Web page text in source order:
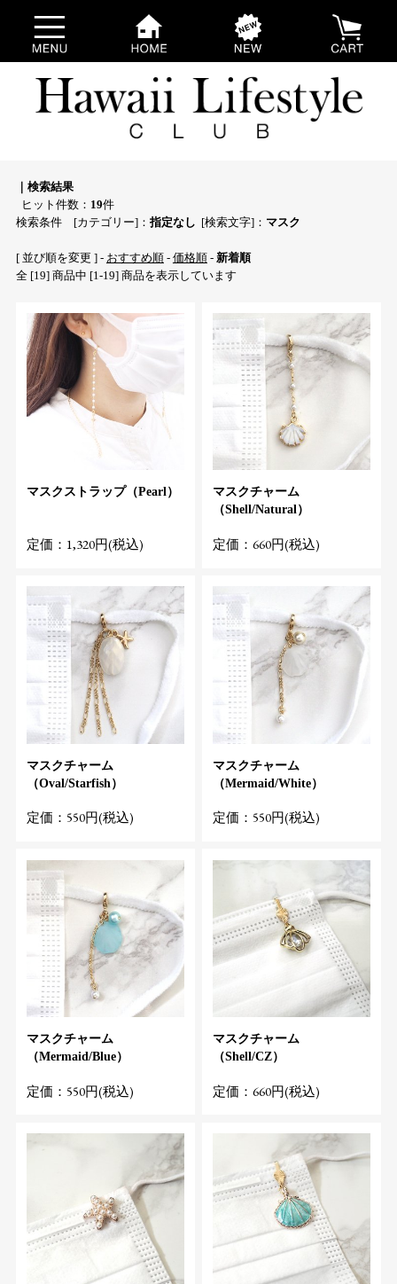
｜検索結果
ヒット件数： 19件
検索条件 [カテゴリー]： 指定なし [検索文字]： マスク
[ 並び順を変更 ] - おすすめ順- 価格順- 新着順
全 [19] 商品中 [1-19] 商品を表示しています
マスクストラップ（Pearl）
定価：1,320円(税込)
マスクチャーム
（Shell/Natural）
定価：660円(税込)
マスクチャーム
（Oval/Starfish）
定価：550円(税込)
マスクチャーム
（Mermaid/White）
定価：550円(税込)
マスクチャーム
（Mermaid/Blue）
定価：550円(税込)
マスクチャーム
（Shell/CZ）
定価：660円(税込)